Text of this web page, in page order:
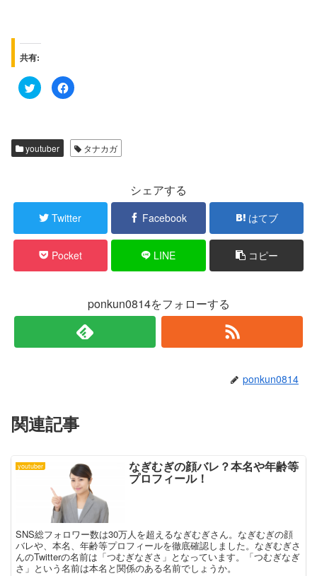
共有:
ク
リ
w
i
共
有
し
ウ
ィ
ン
き
F
a
k
で
は
ク
リ
ク
て
く
だ
し
ウ
ン
)
youtuber タナカガ
シェアする
Twitter Facebook はてブ
Pocket LINE コピー
ponkun0814をフォローする
ponkun0814
関連記事
youtuber なぎむぎの顔バレ？本名や年齢等
プロフィール！
SNS総フォロワー数は30万人を超えるなぎむぎさん。なぎむぎの顔
バレや、本名、年齢等プロフィールを徹底確認しました。なぎむぎさ
んのTwitterの名前は「つむぎなぎさ」となっています。「つむぎなぎ
さ」という名前は本名と関係のある名前でしょうか。